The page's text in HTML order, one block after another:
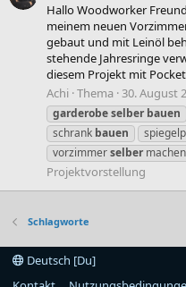
Hallo Woodworker
meinem neuen
gebaut und mit Leinöl
stehende Jahresringe
diesem Projekt mit
Achi Thema 30. August
garderobeselber bauen
schrank bauen
vorzimmerselber machen
Projektvorstellung
Schlagworte
Deutsch [Du]